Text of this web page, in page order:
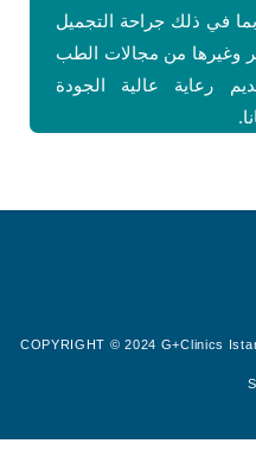
في ذلك جراحة التجميل
وغيرها من مجالات الطب
رعاية عالية الجودة
COPYRIGHT © 2024 G+Clinics